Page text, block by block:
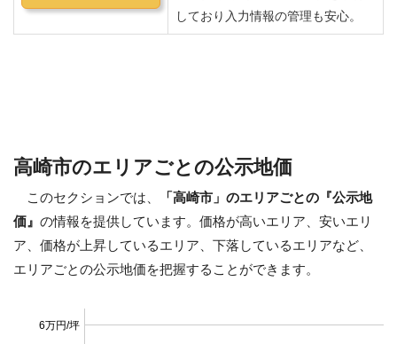
高崎市のエリアごとの公示地価
このセクションでは、
「高崎市」のエリアごとの『公示地
価』 の情報を提供しています。価格が高いエリア、安いエリ
ア、価格が上昇しているエリア、下落しているエリアなど、
エリアごとの公示地価を把握することができます。
6万円/坪